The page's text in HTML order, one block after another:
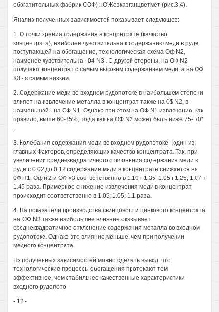
обогатительных фабрик СОФ) нО'Жезказганцветмет (рис.3,4).
Янализ полученных зависимостей показывает следующее:
1. О точки зрения содержания в концрнтрате (качество
концентрата), наиболее чувствительна к содержанию меди в руде,
поступающей на обогащение, технологическая схема Оф N2,
наименее чувствительна - 04 N3 . С другой стороны, на ОФ N2
получают концентрат с самым высоким содержанием меди, а на ОФ
КЗ - с самым низким.
2. Содержание меди во входном рудопотоке в наибольшем степени
влияет на извлечение металла в концентрат также на 0$ N2, в
наименьшей - на ОФ N1. Однако при этом на ОФ N1 извлечение, как
правило, выше 60-85%, тогда как на ОФ N2 может быть ниже 75- 70*
.
3. Колебания содержания меди во входном рудопотоке - один из
главных Факторов, определяющих качество концентрата. Так, при
увеличении среднеквадратичного отклонения содержания меди в
руде с 0.02 до 0.12 содержание меди в концентрате снижается на
0Ф Н1, Оф и'2 и ОФ «3 соответственно в 1.10 г 1.35; 1.05 г 1.25; 1.07 т
1.45 раза. Примерное снижение извлечения меди в концентрат
происходит соответственно в 1.05; 1.05; 1.1 раза.
4. На показатели производства свинцового и цинкового концентрата
на 'ОФ N3 также наибольшее влияние оказывает
среднеквадратичное отклонение содержания металла во входном
рудопотоке. Однако это влияние меньше, чем при получении
медного концентрата.
Нз полученных зависимостей можно сделать вывод, что
технологические процессы обогащения протекают тем
эффективнее, чем стабильнее качественные характеристики
входного рудопото-
- 12 -